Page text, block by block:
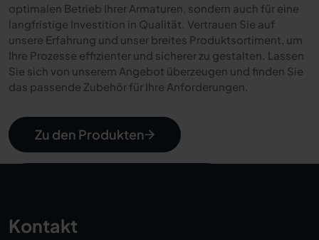
optimalen Betrieb Ihrer Armaturen, sondern auch für eine
langfristige Investition in Qualität. Vertrauen Sie auf
unsere Erfahrung und unser breites Produktsortiment, um
Ihre Prozesse effizienter und sicherer zu gestalten. Lassen
Sie sich von unserem Angebot überzeugen und finden Sie
das passende Zubehör für Ihre Anforderungen.
Zu den Produkten
Kontakt